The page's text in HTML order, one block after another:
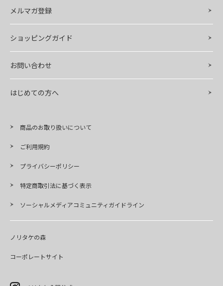
メルマガ登録
ショッピングガイド
お問い合わせ
はじめての方へ
商品のお取り扱いについて
ご利用規約
プライバシーポリシー
特定商取引法に基づく表示
ソーシャルメディアコミュニティガイドライン
ノリタケの森
コーポレートサイト